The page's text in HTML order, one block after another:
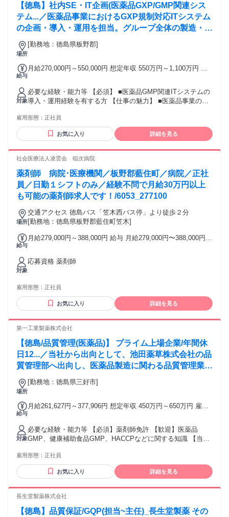
用を目指すことも可能 学歴・資格 学歴：大学院 大学 高専 短
大 専修学校 高校 語学力： 資格：
【徳島】社内SE・IT企画(医薬品GXP/GMP関連シス
テム...／医薬品事業におけるGXP規制対応ITシステム
の企画・導入・運用を担当。グループ全体の製造・品
質管理業務の効率化とコンプライアンス強化に向け、
システムの共同利用推進や運用設計をリードします。
場所
[勤務地：徳島県板野郡]
給与
月給270,000円～550,000円 想定年収 550万円～1,100万円 雇
月給￥270,000～ 基本給￥270,000～を含む/月 ■賞与実績:有
諸手当：通勤手当（会社規定に基づき支給）、残業手当（残
業時間に応じて別途支給） 試用期間 有 期間：6ヶ月 備考：変
更無
対象
必要な経験・能力等 【必須】 ■医薬品GMP関連ITシステムの
導入・運用経験を有する方 【仕事の魅力】 ■医薬品事業の中
に貢献できます。 ■グループ内の医薬品事業会社のGMP関連
のITエキスパートと共に働くことで、新たな業務知識を会得
するチャンスです。グループ会社へ出向もしくは兼務出向と
短大 専修学校 語学力： 資格：
雇用形態： 正社員
お気に入り 詳細を見る
社会医療法人凌雲会 稲次病院
薬剤師 病院･医療機関／板野郡藍住町／病院／正社
員／日勤１シフトのみ／経験不問で月給30万円以上
も可能の薬剤師求人です！/6053_277100
場所
交通アクセス 徳島バス「笠木西バス停」より徒歩２分
[勤務地：徳島県板野郡藍住町笠木]
給与
月給279,000円～388,000円 給与 月給279,000円〜388,000円
報酬連動手当 3,000円 臨時特例手当 15,000円 特別業務手当
10,000円 その他手当: 時間外手当 給与詳細: ※経験などを考慮
分）※前年度実績 昇給（前年度実績）: 年１回(1月あたり
法）: 15日締め・月末支払い 銀行振込
対象
応募資格 薬剤師
雇用形態： 正社員
お気に入り 詳細を見る
第一工業製薬株式会社
【徳島/品質管理(医薬品)】 プライム上場企業/年間休
日12...／当社から出向として、池田薬草株式会社の品
質管理部へ出向し、医薬品製造に関わる品質管理業務
をお任せします。具体的には、■医薬品製造における
責任者（製造管理者）■その他管理業務などです。
場所
[勤務地：徳島県三好市]
給与
月給261,627円～377,906円 想定年収 450万円～650万円 雇用
給￥261,627～￥377,906 基本給￥261,627～￥377,906を含む/
月 ■賞与実績:年2回(昨年度実績5.2ヵ月) 諸手当：通勤手当
（会社規定に基づき支給）、残業手当（残業時間に応じて別
途支給） 試用期間 有 期間：3ヶ月 備考：変更無
対象
必要な経験・能力等 【必須】薬剤師免許 【歓迎】医薬品
GMP、健康補助食品GMP、HACCPなどに関する知識 【当社
100％子会社です。 学歴・資格 学歴：大学院 大学 高専 短大
専修学校 高校 語学力： 資格：薬剤師
雇用形態： 正社員
お気に入り 詳細を見る
長生堂製薬株式会社
【徳島】品質保証/GQP(担当~主任)_長生堂製薬 その